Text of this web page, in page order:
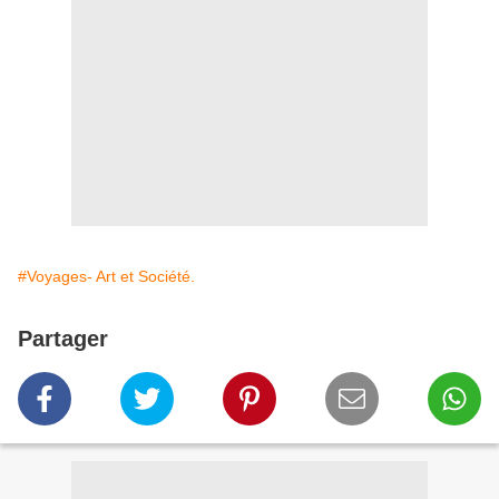
#Voyages- Art et Société.
Partager